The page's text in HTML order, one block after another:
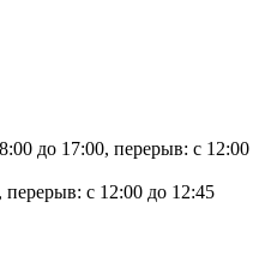
до 17:00, перерыв: с 12:00
с 12:00 до 12:45